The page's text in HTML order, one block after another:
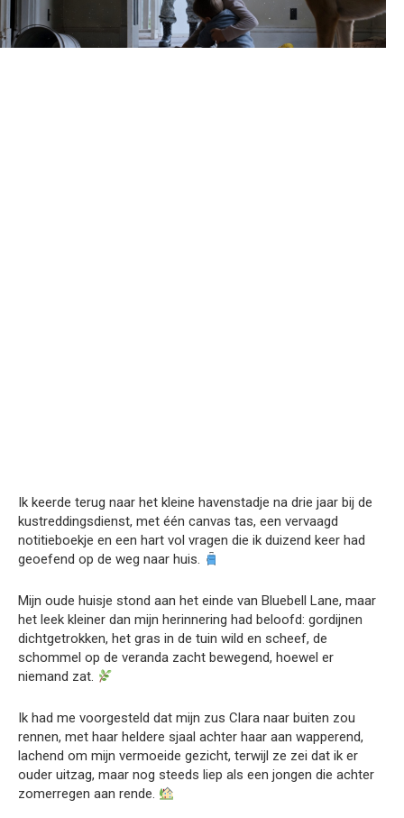
Ik keerde terug naar het kleine havenstadje na drie jaar bij de
kustreddingsdienst, met één canvas tas, een vervaagd
notitieboekje en een hart vol vragen die ik duizend keer had
geoefend op de weg naar huis.
Mijn oude huisje stond aan het einde van Bluebell Lane, maar
het leek kleiner dan mijn herinnering had beloofd: gordijnen
dichtgetrokken, het gras in de tuin wild en scheef, de
schommel op de veranda zacht bewegend, hoewel er
niemand zat.
Ik had me voorgesteld dat mijn zus Clara naar buiten zou
rennen, met haar heldere sjaal achter haar aan wapperend,
lachend om mijn vermoeide gezicht, terwijl ze zei dat ik er
ouder uitzag, maar nog steeds liep als een jongen die achter
zomerregen aan rende.